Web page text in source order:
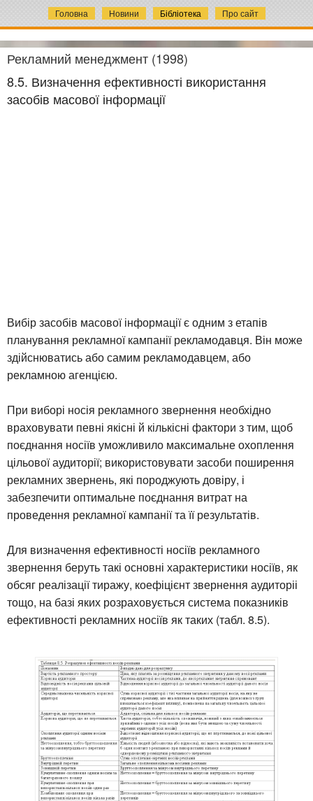
Головна Новини Бібліотека Про сайт
Рекламний менеджмент (1998)
8.5. Визначення ефективності використання
засобів масової інформації
Вибір засобів масової інформації є одним з етапів
планування рекламної кампанії рекламодавця. Він може
здійснюватись або самим рекламодавцем, або
рекламною агенцією.
При виборі носія рекламного звернення необхідно
враховувати певні якісні й кількісні фактори з тим, щоб
поєднання носіїв уможливило максимальне охоплення
цільової аудиторії; використовувати засоби поширення
рекламних звернень, які породжують довіру, і
забезпечити оптимальне поєднання витрат на
проведення рекламної кампанії та її результатів.
Для визначення ефективності носіїв рекламного
звернення беруть такі основні характеристики носіїв, як
обсяг реалізації тиражу, коефіцієнт звернення аудиторіі
тощо, на базі яких розраховується система показників
ефективності рекламних носіїв як таких (табл. 8.5).